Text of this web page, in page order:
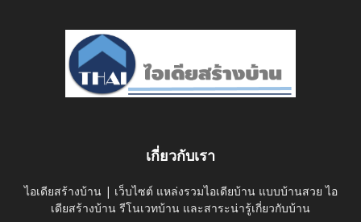
เกี่ยวกับเรา
ไอเดียสร้างบ้าน | เว็บไซต์ แหล่งรวมไอเดียบ้าน แบบบ้านสวย ไอ
เดียสร้างบ้าน รีโนเวทบ้าน และสาระน่ารู้เกี่ยวกับบ้าน